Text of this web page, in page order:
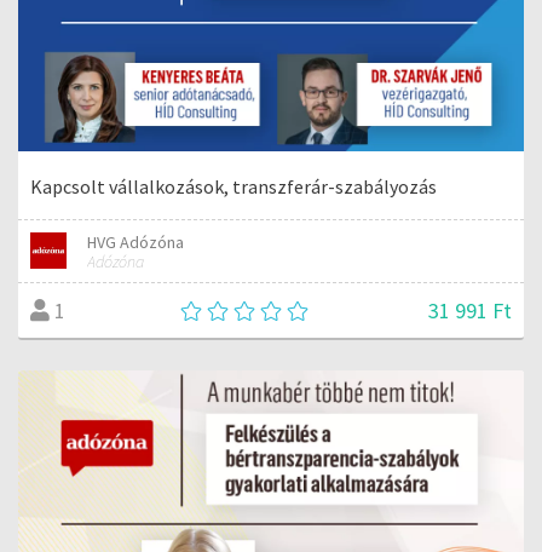
Kapcsolt vállalkozások, transzferár-szabályozás
HVG Adózóna
Adózóna
1 31 991 Ft